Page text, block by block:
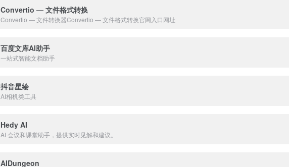
Convertio — 文件格式转换
Convertio — 文件转换器Convertio — 文件格式转换官网入口网址
百度文库AI助手
一站式智能文档助手
抖音星绘
AI相机类工具
Hedy AI
AI 会议和课堂助手，提供实时见解和建议。
AIDungeon